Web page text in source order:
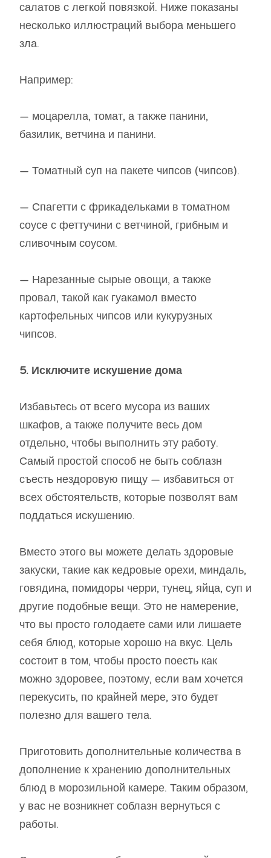
салатов с легкой повязкой. Ниже показаны
несколько иллюстраций выбора меньшего
зла.
Например:
— моцарелла, томат, а также панини,
базилик, ветчина и панини.
— Томатный суп на пакете чипсов (чипсов).
— Спагетти с фрикадельками в томатном
соусе с феттучини с ветчиной, грибным и
сливочным соусом.
— Нарезанные сырые овощи, а также
провал, такой как гуакамол вместо
картофельных чипсов или кукурузных
чипсов.
5. Исключите искушение дома
Избавьтесь от всего мусора из ваших
шкафов, а также получите весь дом
отдельно, чтобы выполнить эту работу.
Самый простой способ не быть соблазн
съесть нездоровую пищу — избавиться от
всех обстоятельств, которые позволят вам
поддаться искушению.
Вместо этого вы можете делать здоровые
закуски, такие как кедровые орехи, миндаль,
говядина, помидоры черри, тунец, яйца, суп и
другие подобные вещи. Это не намерение,
что вы просто голодаете сами или лишаете
себя блюд, которые хорошо на вкус. Цель
состоит в том, чтобы просто поесть как
можно здоровее, поэтому, если вам хочется
перекусить, по крайней мере, это будет
полезно для вашего тела.
Приготовить дополнительные количества в
дополнение к хранению дополнительных
блюд в морозильной камере. Таким образом,
у вас не возникнет соблазн вернуться с
работы.